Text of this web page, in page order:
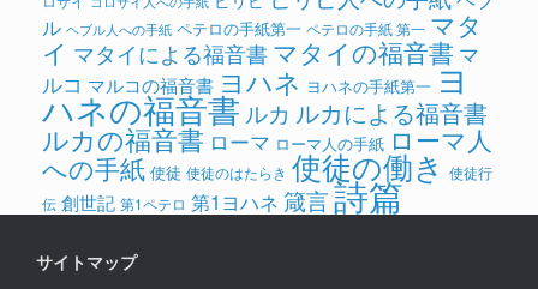
ル ヘブル人への手紙 ペテロの手紙第一 ペテロの手紙 第一 マタ
イ マタイによる福音書 マタイの福音書 マ
ルコ マルコの福音書 ヨハネ ヨハネの手紙第一 ヨ
ハネの福音書 ルカ ルカによる福音書
ルカの福音書 ローマ ローマ人の手紙 ローマ人
への手紙 使徒 使徒のはたらき 使徒の働き 使徒行
伝 創世記 第1ペテロ 第1ヨハネ 箴言詩篇
サイトマップ